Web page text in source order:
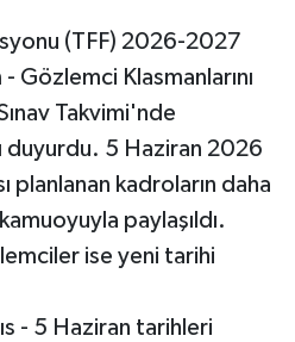
(TFF) 2026-2027
Gözlemci Klasmanlarını
Takvimi'nde
duyurdu. 5 Haziran 2026
planlanan kadroların daha
paylaşıldı.
ise yeni tarihi
- 5 Haziran tarihleri